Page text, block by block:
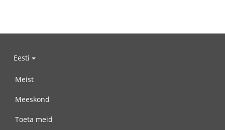
Eesti
Meist
Meeskond
Toeta meid